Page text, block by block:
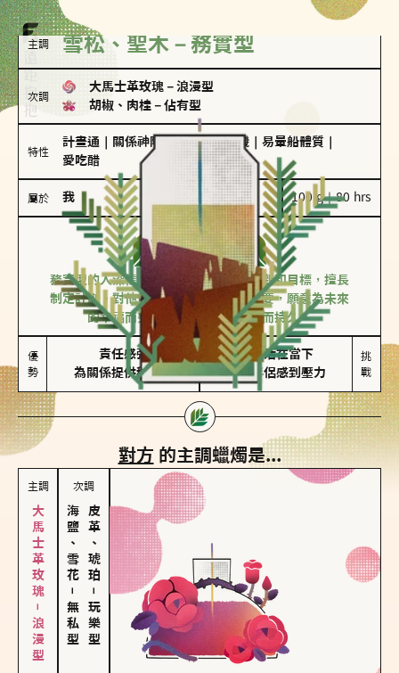
主調 雪松、聖木－務實型
次調
大馬士革玫瑰 － 浪漫型
胡椒、肉桂 － 佔有型
特性
計畫通 關係神隊友 驚喜製造機 易暈船體質
愛吃醋
屬於 我 100 g｜80 hrs
務實型
雪松、聖木
務實型的人深信愛情立基於共同的價值觀和目標，擅長
制定計劃。對他們來說，感情穩定最重要，願意為未來
的幸福而努力，讓愛情變得踏實而持久。
優
勢
責任感強
為關係提供穩定度
較難活在當下
易讓伴侶感到壓力
挑
戰
對方 的主調蠟燭是...
主調
大馬士革玫瑰－浪漫型
次調
海鹽、雪花
－
無私型
皮革、琥珀
－
玩樂型